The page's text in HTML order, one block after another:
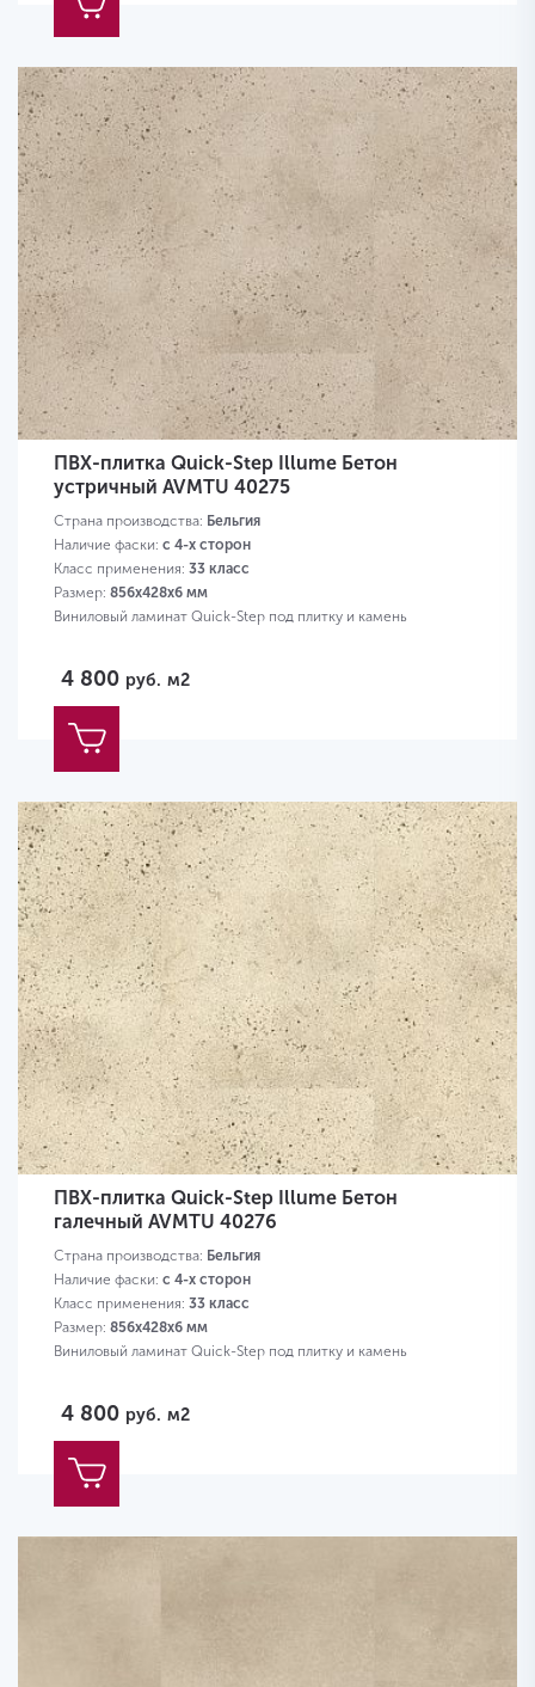
ПВХ-плитка Quick-Step Illume Бетон
устричный AVMTU 40275
Страна производства: Бельгия
Наличие фаски: с 4-х сторон
Класс применения: 33 класс
Размер: 856х428х6 мм
Виниловый ламинат Quick-Step под плитку и камень
4 800 руб. м2
ПВХ-плитка Quick-Step Illume Бетон
галечный AVMTU 40276
Страна производства: Бельгия
Наличие фаски: с 4-х сторон
Класс применения: 33 класс
Размер: 856х428х6 мм
Виниловый ламинат Quick-Step под плитку и камень
4 800 руб. м2